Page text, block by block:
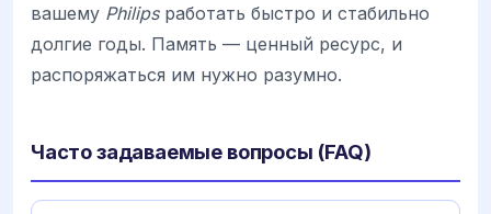
вашему Philipsработать быстро и стабильно
долгие годы. Память — ценный ресурс, и
распоряжаться им нужно разумно.
Часто задаваемые вопросы (FAQ)